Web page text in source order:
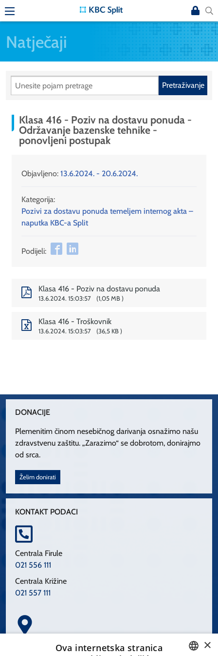
Natječaji
Pretraživanje
Klasa 416 - Poziv na dostavu ponuda -
Održavanje bazenske tehnike -
ponovljeni postupak
Objavljeno: 13.6.2024. - 20.6.2024.
Kategorija:
Pozivi za dostavu ponuda temeljem internog akta –
naputka KBC-a Split
Podijeli:
Klasa 416 - Poziv na dostavu ponuda
13.6.2024. 15:03:57 1,05 MB
Klasa 416 - Troškovnik
13.6.2024. 15:03:57 36,5 KB
DONACIJE
Plemenitim činom nesebičnog darivanja osnažimo našu
zdravstvenu zaštitu. „Zarazimo“ se dobrotom, donirajmo
od srca.
Želim donirati
KONTAKT PODACI
Centrala Firule
021 556 111
Centrala Križine
021 557 111
Spinčićeva 1, 21000 Split
×
Ova internetska stranica